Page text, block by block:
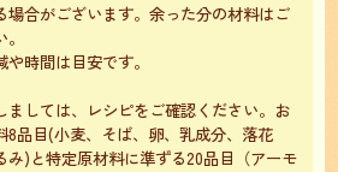
場合がございます。余った分の材料はご
時間は目安です。
ましては、レシピをご確認ください。お
8品目(小麦、そば、卵、乳成分、落花
み)と特定原材料に準ずる20品目（アーモ